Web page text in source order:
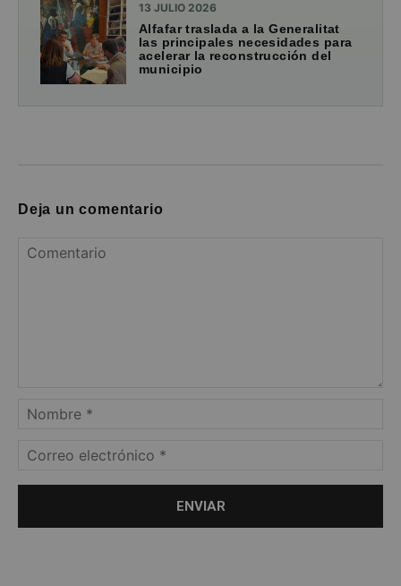
13 JULIO 2026
Alfafar traslada a la Generalitat
las principales necesidades para
acelerar la reconstrucción del
municipio
Deja un comentario